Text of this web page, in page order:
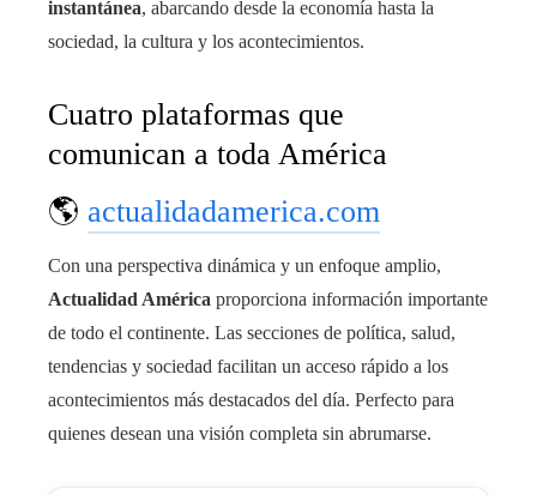
instantánea, abarcando desde la economía hasta la
sociedad, la cultura y los acontecimientos.
Cuatro plataformas que
comunican a toda América
🌎 actualidadamerica.com
Con una perspectiva dinámica y un enfoque amplio,
Actualidad América proporciona información importante
de todo el continente. Las secciones de política, salud,
tendencias y sociedad facilitan un acceso rápido a los
acontecimientos más destacados del día. Perfecto para
quienes desean una visión completa sin abrumarse.